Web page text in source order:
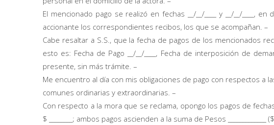
El mencionado pago se realizó en fechas __/__/____ y __/__/____,
accionante los correspondientes recibos, los que se acompañan. –
Cabe resaltar a S.S., que la fecha de pagos de los mencionados
esto es: Fecha de Pago __/__/____, Fecha de interposición de
presente, sin más trámite. –
Me encuentro al día con mis obligaciones de pago con respectos a
comunes ordinarias y extraordinarias. –
Con respecto a la mora que se reclama, opongo los pagos de fechas: a)
$ ________; ambos pagos ascienden a la suma de Pesos _____________